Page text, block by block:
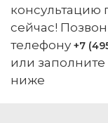
консультацию
сейчас!
телефону +7
или
ниже